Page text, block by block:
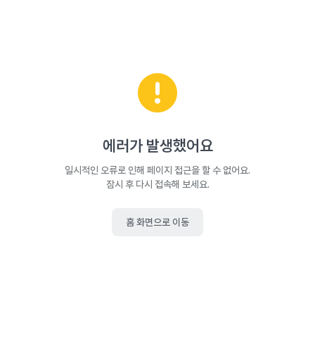
에러가 발생했어요
일시적인 오류로 인해 페이지 접근을 할 수 없어요.
잠시 후 다시 접속해 보세요.
홈 화면으로 이동